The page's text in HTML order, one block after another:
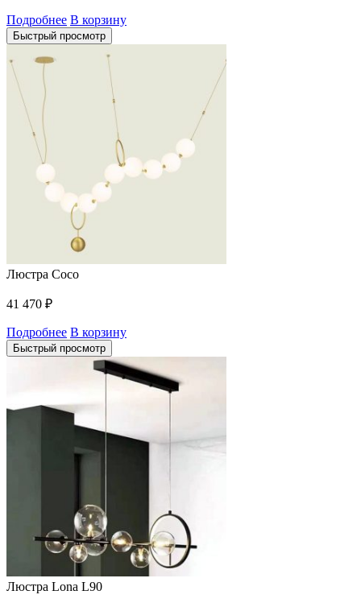
Подробнее В корзину
Быстрый просмотр
Люстра Coco
41 470 ₽
Подробнее В корзину
Быстрый просмотр
Люстра Lona L90